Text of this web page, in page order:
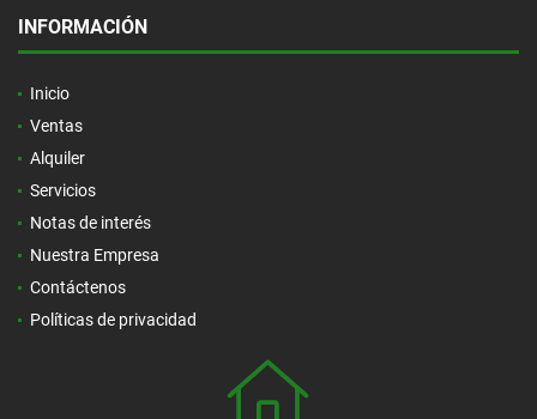
INFORMACIÓN
Inicio
Ventas
Alquiler
Servicios
Notas de interés
Nuestra Empresa
Contáctenos
Políticas de privacidad